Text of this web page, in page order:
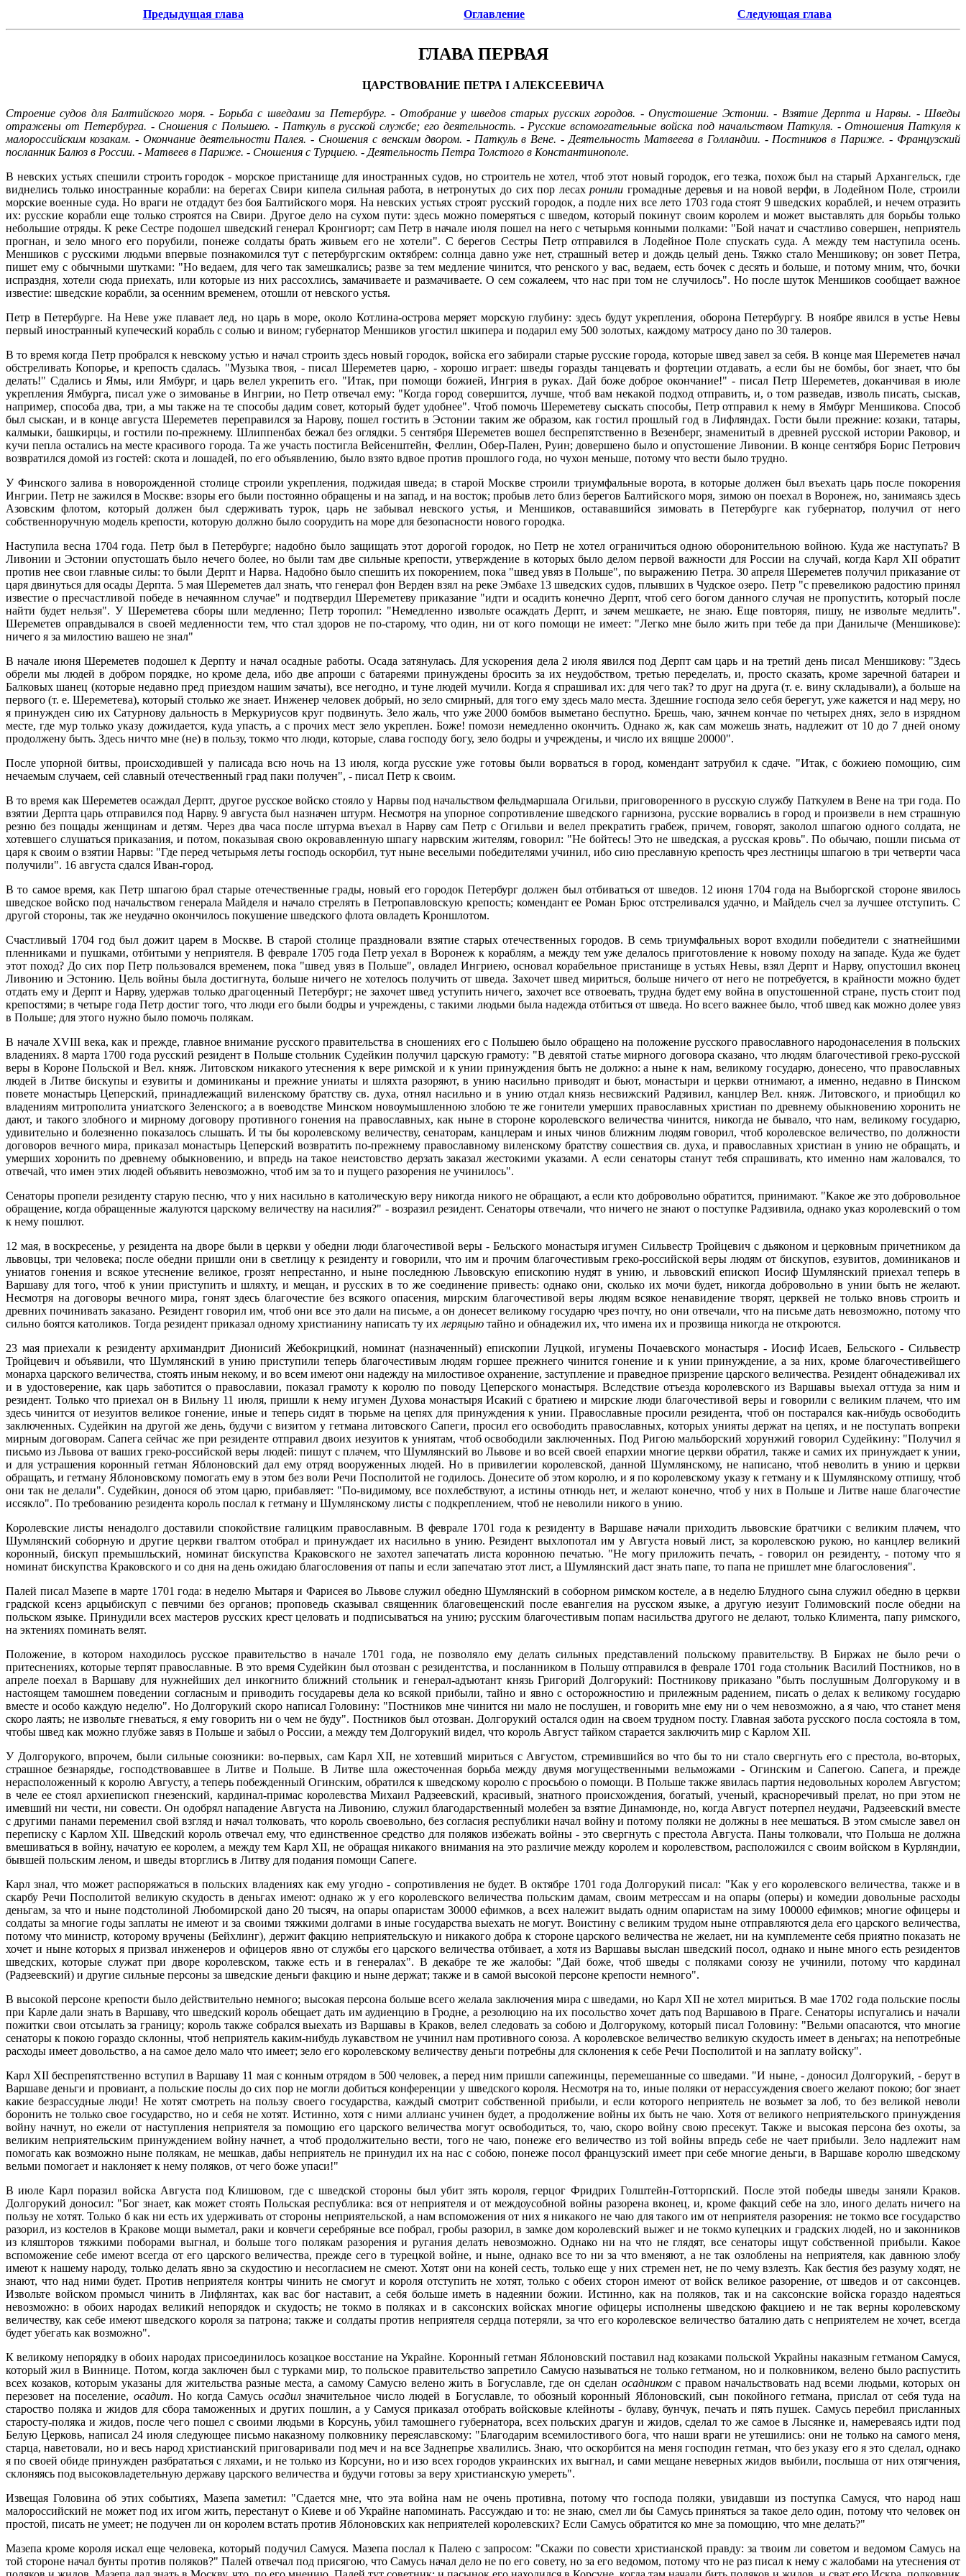
Предыдущая глава Оглавление Следующая глава
ГЛАВА ПЕРВАЯ
ЦАРСТВОВАНИЕ ПЕТРА I АЛЕКСЕЕВИЧА
Строение судов для Балтийского моря. - Борьба с шведами за Петербург. - Отобрание у шведов старых русских городов. - Опустошение Эстонии. - Взятие Дерпта и Нарвы. - Шведы
отражены от Петербурга. - Сношения с Польшею. - Паткуль в русской службе; его деятельность. - Русские вспомогательные войска под начальством Паткуля. - Отношения Паткуля к
малороссийским козакам. - Окончание деятельности Палея. - Сношения с венским двором. - Паткуль в Вене. - Деятельность Матвеева в Голландии. - Постников в Париже. - Французский
посланник Балюз в России. - Матвеев в Париже. - Сношения с Турциею. - Деятельность Петра Толстого в Константинополе.
В невских устьях спешили строить городок - морское пристанище для иностранных судов, но строитель не хотел, чтоб этот новый городок, его тезка, похож был на старый Архангельск, где
виднелись только иностранные корабли: на берегах Свири кипела сильная работа, в нетронутых до сих пор лесахронили громадные деревья и на новой верфи, в Лодейном Поле, строили
морские военные суда. Но враги не отдадут без боя Балтийского моря. На невских устьях строят русский городок, а подле них все лето 1703 года стоят 9 шведских кораблей, и нечем отразить
их: русские корабли еще только строятся на Свири. Другое дело на сухом пути: здесь можно померяться с шведом, который покинут своим королем и может выставлять для борьбы только
небольшие отряды. К реке Сестре подошел шведский генерал Кронгиорт; сам Петр в начале июля пошел на него с четырьмя конными полками: "Бой начат и счастливо совершен, неприятель
прогнан, и зело много его порубили, понеже солдаты брать живьем его не хотели". С берегов Сестры Петр отправился в Лодейное Поле спускать суда. А между тем наступила осень.
Меншиков с русскими людьми впервые познакомился тут с петербургским октябрем: солнца давно уже нет, страшный ветер и дождь целый день. Тяжко стало Меншикову; он зовет Петра,
пишет ему с обычными шутками: "Но ведаем, для чего так замешкались; разве за тем медление чинится, что ренского у вас, ведаем, есть бочек с десять и больше, и потому мним, что, бочки
испраздня, хотели сюда приехать, или которые из них рассохлись, замачиваете и размачиваете. О сем сожалеем, что нас при том не случилось". Но после шуток Меншиков сообщает важное
известие: шведские корабли, за осенним временем, отошли от невского устья.
Петр в Петербурге. На Неве уже плавает лед, но царь в море, около Котлина-острова меряет морскую глубину: здесь будут укрепления, оборона Петербургу. В ноябре явился в устье Невы
первый иностранный купеческий корабль с солью и вином; губернатор Меншиков угостил шкипера и подарил ему 500 золотых, каждому матросу дано по 30 талеров.
В то время когда Петр пробрался к невскому устью и начал строить здесь новый городок, войска его забирали старые русские города, которые швед завел за себя. В конце мая Шереметев начал
обстреливать Копорье, и крепость сдалась. "Музыка твоя, - писал Шереметев царю, - хорошо играет: шведы горазды танцевать и фортеции отдавать, а если бы не бомбы, бог знает, что бы
делать!" Сдались и Ямы, или Ямбург, и царь велел укрепить его. "Итак, при помощи божией, Ингрия в руках. Дай боже доброе окончание!" - писал Петр Шереметев, доканчивая в июле
укрепления Ямбурга, писал уже о зимованье в Ингрии, но Петр отвечал ему: "Когда город совершится, лучше, чтоб вам некакой подход отправить, и, о том разведав, изволь писать, сыскав,
например, способа два, три, а мы также на те способы дадим совет, который будет удобнее". Чтоб помочь Шереметеву сыскать способы, Петр отправил к нему в Ямбург Меншикова. Способ
был сыскан, и в конце августа Шереметев переправился за Нарову, пошел гостить в Эстонии таким же образом, как гостил прошлый год в Лифляндах. Гости были прежние: козаки, татары,
калмыки, башкирцы, и гостили по-прежнему. Шлиппенбах бежал без оглядки. 5 сентября Шереметев вошел беспрепятственно в Везенберг, знаменитый в древней русской истории Раковор, и
кучи пепла остались на месте красивого города. Та же участь постигла Вейсенштейн, Феллин, Обер-Пален, Руин; довершено было и опустошение Ливонии. В конце сентября Борис Петрович
возвратился домой из гостей: скота и лошадей, по его объявлению, было взято вдвое против прошлого года, но чухон меньше, потому что вести было трудно.
У Финского залива в новорожденной столице строили укрепления, поджидая шведа; в старой Москве строили триумфальные ворота, в которые должен был въехать царь после покорения
Ингрии. Петр не зажился в Москве: взоры его были постоянно обращены и на запад, и на восток; пробыв лето близ берегов Балтийского моря, зимою он поехал в Воронеж, но, занимаясь здесь
Азовским флотом, который должен был сдерживать турок, царь не забывал невского устья, и Меншиков, остававшийся зимовать в Петербурге как губернатор, получил от него
собственноручную модель крепости, которую должно было соорудить на море для безопасности нового городка.
Наступила весна 1704 года. Петр был в Петербурге; надобно было защищать этот дорогой городок, но Петр не хотел ограничиться одною оборонительною войною. Куда же наступать? В
Ливонии и Эстонии опустошать было нечего более, но были там две сильные крепости, утверждение в которых было делом первой важности для России на случай, когда Карл XII обратит
против нее свои главные силы: то были Дерпт и Нарва. Надобно было спешить их покорением, пока "швед увяз в Польше", по выражению Петра. 30 апреля Шереметев получил приказание от
царя двинуться для осады Дерпта. 5 мая Шереметев дал знать, что генерал фон Верден взял на реке Эмбахе 13 шведских судов, плывших в Чудское озеро. Петр "с превеликою радостию принял
известие о пресчастливой победе в нечаянном случае" и подтвердил Шереметеву приказание "идти и осадить конечно Дерпт, чтоб сего богом данного случая не пропустить, который после
найти будет нельзя". У Шереметева сборы шли медленно; Петр торопил: "Немедленно извольте осаждать Дерпт, и зачем мешкаете, не знаю. Еще повторяя, пишу, не извольте медлить".
Шереметев оправдывался в своей медленности тем, что стал здоров не по-старому, что один, ни от кого помощи не имеет: "Легко мне было жить при тебе да при Данилыче (Меншикове):
ничего я за милостию вашею не знал"
В начале июня Шереметев подошел к Дерпту и начал осадные работы. Осада затянулась. Для ускорения дела 2 июля явился под Дерпт сам царь и на третий день писал Меншикову: "Здесь
обрели мы людей в добром порядке, но кроме дела, ибо две апроши с батареями принуждены бросить за их неудобством, третью переделать, и, просто сказать, кроме заречной батареи и
Балковых шанец (которые недавно пред приездом нашим зачаты), все негодно, и туне людей мучили. Когда я спрашивал их: для чего так? то друг на друга (т. е. вину складывали), а больше на
первого (т. е. Шереметева), который столько же знает. Инженер человек добрый, но зело смирный, для того ему здесь мало места. Здешние господа зело себя берегут, уже кажется и над меру, но
я принужден сию их Сатурнову дальность в Меркуриусов круг подвинуть. Зело жаль, что уже 2000 бомбов выметано беспутно. Брешь, чаю, зачнем кончае по четырех днях, зело в изрядном
месте, где мур только указу дожидается, куда упасть, а с прочих мест зело укреплен. Боже! помози немедленно окончить. Однако ж, как сам можешь знать, надлежит от 10 до 7 дней оному
продолжену быть. Здесь ничто мне (не) в пользу, токмо что люди, которые, слава господу богу, зело бодры и учреждены, и число их вящше 20000".
После упорной битвы, происходившей у палисада всю ночь на 13 июля, когда русские уже готовы были ворваться в город, комендант затрубил к сдаче. "Итак, с божиею помощию, сим
нечаемым случаем, сей славный отечественный град паки получен", - писал Петр к своим.
В то время как Шереметев осаждал Дерпт, другое русское войско стояло у Нарвы под начальством фельдмаршала Огильви, приговоренного в русскую службу Паткулем в Вене на три года. По
взятии Дерпта царь отправился под Нарву. 9 августа был назначен штурм. Несмотря на упорное сопротивление шведского гарнизона, русские ворвались в город и произвели в нем страшную
резню без пощады женщинам и детям. Через два часа после штурма въехал в Нарву сам Петр с Огильви и велел прекратить грабеж, причем, говорят, заколол шпагою одного солдата, не
хотевшего слушаться приказания, и потом, показывая свою окровавленную шпагу нарвским жителям, говорил: "Не бойтесь! Это не шведская, а русская кровь". По обычаю, пошли письма от
царя к своим о взятии Нарвы: "Где перед четырьмя леты господь оскорбил, тут ныне веселыми победителями учинил, ибо сию преславную крепость чрез лестницы шпагою в три четверти часа
получили". 16 августа сдался Иван-город.
В то самое время, как Петр шпагою брал старые отечественные грады, новый его городок Петербург должен был отбиваться от шведов. 12 июня 1704 года на Выборгской стороне явилось
шведское войско под начальством генерала Майделя и начало стрелять в Петропавловскую крепость; комендант ее Роман Брюс отстреливался удачно, и Майдель счел за лучшее отступить. С
другой стороны, так же неудачно окончилось покушение шведского флота овладеть Кроншлотом.
Счастливый 1704 год был дожит царем в Москве. В старой столице праздновали взятие старых отечественных городов. В семь триумфальных ворот входили победители с знатнейшими
пленниками и пушками, отбитыми у неприятеля. В феврале 1705 года Петр уехал в Воронеж к кораблям, а между тем уже делалось приготовление к новому походу на западе. Куда же будет
этот поход? До сих пор Петр пользовался временем, пока "швед увяз в Польше", овладел Ингриею, основал корабельное пристанище в устьях Невы, взял Дерпт и Нарву, опустошил вконец
Ливонию и Эстонию. Цель войны была достигнута, больше ничего не хотелось получить от шведа. Захочет швед мириться, больше ничего от него не потребуется, в крайности можно будет
отдать ему и Дерпт и Нарву, удержав только драгоценный Петербург; не захочет швед уступить ничего, захочет все отвоевать, трудна будет ему война в опустошенной стране, пусть стоит под
крепостями; в четыре года Петр достиг того, что люди его были бодры и учреждены, с такими людьми была надежда отбиться от шведа. Но всего важнее было, чтоб швед как можно долее увяз
в Польше; для этого нужно было помочь полякам.
В начале XVIII века, как и прежде, главное внимание русского правительства в сношениях его с Польшею было обращено на положение русского православного народонаселения в польских
владениях. 8 марта 1700 года русский резидент в Польше стольник Судейкин получил царскую грамоту: "В девятой статье мирного договора сказано, что людям благочестивой греко-русской
веры в Короне Польской и Вел. княж. Литовском никакого утеснения к вере римской и к унии принуждения быть не должно: а ныне к нам, великому государю, донесено, что православных
людей в Литве бискупы и езувиты и доминиканы и прежние униаты и шляхта разоряют, в унию насильно приводят и бьют, монастыри и церкви отнимают, а именно, недавно в Пинском
повете монастырь Цеперский, принадлежащий виленскому братству св. духа, отнял насильно и в унию отдал князь несвижский Радзивил, канцлер Вел. княж. Литовского, и приобщил ко
владениям митрополита униатского Зеленского; а в воеводстве Минском новоумышленною злобою те же гонители умерших православных христиан по древнему обыкновению хоронить не
дают, и такого злобного и мирному договору противного гонения на православных, как ныне в стороне королевского величества чинится, никогда не бывало, что нам, великому государю,
удивительно и болезненно показалось слышать. И ты бы королевскому величеству, сенаторам, канцлерам и иных чинов ближним людям говорил, чтоб королевское величество, по должности
договоров вечного мира, приказал монастырь Цеперский возвратить по-прежнему православному виленскому братству сошествия св. духа, и православных христиан в унию не обращать, и
умерших хоронить по древнему обыкновению, и впредь на такое неистовство дерзать заказал жестокими указами. А если сенаторы станут тебя спрашивать, кто именно нам жаловался, то
отвечай, что имен этих людей объявить невозможно, чтоб им за то и пущего разорения не учинилось".
Сенаторы пропели резиденту старую песню, что у них насильно в католическую веру никогда никого не обращают, а если кто добровольно обратится, принимают. "Какое же это добровольное
обращение, когда обращенные жалуются царскому величеству на насилия?" - возразил резидент. Сенаторы отвечали, что ничего не знают о поступке Радзивила, однако указ королевский о том
к нему пошлют.
12 мая, в воскресенье, у резидента на дворе были в церкви у обедни люди благочестивой веры - Бельского монастыря игумен Сильвестр Тройцевич с дьяконом и церковным причетником да
львовцы, три человека; после обедни пришли они в светлицу к резиденту и говорили, что им и прочим благочестивым греко-российской веры людям от бискупов, езувитов, доминиканов и
униатов гонения и всякое утеснение великое, грозят непрестанно, и ныне последнюю Львовскую епископию нудят в унию, и львовский епископ Иосиф Шумлянский приехал теперь в
Варшаву для того, чтоб к унии приступить и шляхту, и мещан, и русских в то же соединение привесть: однако они, сколько их мочи будет, никогда добровольно в унии быть не желают.
Несмотря на договоры вечного мира, гонят здесь благочестие без всякого опасения, мирским благочестивой веры людям всякое ненавидение творят, церквей не только вновь строить и
древних починивать заказано. Резидент говорил им, чтоб они все это дали на письме, а он донесет великому государю чрез почту, но они отвечали, что на письме дать невозможно, потому что
сильно боятся католиков. Тогда резидент приказал одному христианину написать ту ихлеряцыю тайно и обнадежил их, что имена их и прозвища никогда не откроются.
23 мая приехали к резиденту архимандрит Дионисий Жебокрицкий, номинат (назначенный) епископии Луцкой, игумены Почаевского монастыря - Иосиф Исаев, Бельского - Сильвестр
Тройцевич и объявили, что Шумлянский в унию приступили теперь благочестивым людям горшее прежнего чинится гонение и к унии принуждение, а за них, кроме благочестивейшего
монарха царского величества, стоять иным некому, и во всем имеют они надежду на милостивое охранение, заступление и праведное призрение царского величества. Резидент обнадеживал их
и в удостоверение, как царь заботится о православии, показал грамоту к королю по поводу Цеперского монастыря. Вследствие отъезда королевского из Варшавы выехал оттуда за ним и
резидент. Только что приехал он в Вильну 11 июля, пришли к нему игумен Духова монастыря Исакий с братиею и мирские люди благочестивой веры и говорили с великим плачем, что им
здесь чинится от иезуитов великое гонение, иные и теперь сидят в тюрьме на цепях для принуждения к унии. Православные просили резидента, чтоб он постарался как-нибудь освободить
заключенных. Судейкин на другой же день, будучи с визитом у гетмана литовского Сапеги, просил его освободить православных, которых унияты держат на цепях, и не поступать вопреки
мирным договорам. Сапега сейчас же при резиденте отправил двоих иезуитов к униятам, чтоб освободили заключенных. Под Ригою мальборский хорунжий говорил Судейкину: "Получил я
письмо из Львова от ваших греко-российской веры людей: пишут с плачем, что Шумлянский во Львове и во всей своей епархии многие церкви обратил, также и самих их принуждает к унии,
и для устрашения коронный гетман Яблоновский дал ему отряд вооруженных людей. Но в привилегии королевской, данной Шумлянскому, не написано, чтоб неволить в унию и церкви
обращать, и гетману Яблоновскому помогать ему в этом без воли Речи Посполитой не годилось. Донесите об этом королю, и я по королевскому указу к гетману и к Шумлянскому отпишу, чтоб
они так не делали". Судейкин, донося об этом царю, прибавляет: "По-видимому, все похлебствуют, а истины отнюдь нет, и желают конечно, чтоб у них в Польше и Литве наше благочестие
иссякло". По требованию резидента король послал к гетману и Шумлянскому листы с подкреплением, чтоб не неволили никого в унию.
Королевские листы ненадолго доставили спокойствие галицким православным. В феврале 1701 года к резиденту в Варшаве начали приходить львовские братчики с великим плачем, что
Шумлянский соборную и другие церкви гвалтом отобрал и принуждает их насильно в унию. Резидент выхлопотал им у Августа новый лист, за королевскою рукою, но канцлер великий
коронный, бискуп премышльский, номинат бискупства Краковского не захотел запечатать листа коронною печатью. "Не могу приложить печать, - говорил он резиденту, - потому что я
номинат бискупства Краковского и со дня на день ожидаю благословения от папы и если запечатаю этот лист, а Шумлянский даст знать папе, то папа не пришлет мне благословения".
Палей писал Мазепе в марте 1701 года: в неделю Мытаря и Фарисея во Львове служил обедню Шумлянский в соборном римском костеле, а в неделю Блудного сына служил обедню в церкви
градской ксенз арцыбискуп с певчими без органов; проповедь сказывал священник благовещенский после евангелия на русском языке, а другую иезуит Голимовский после обедни на
польском языке. Принудили всех мастеров русских крест целовать и подписываться на унию; русским благочестивым попам насильства другого не делают, только Климента, папу римского,
на эктениях поминать велят.
Положение, в котором находилось русское правительство в начале 1701 года, не позволяло ему делать сильных представлений польскому правительству. В Биржах не было речи о
притеснениях, которые терпят православные. В это время Судейкин был отозван с резидентства, и посланником в Польшу отправился в феврале 1701 года стольник Василий Постников, но в
апреле поехал в Варшаву для нужнейших дел инкогнито ближний стольник и генерал-адъютант князь Григорий Долгорукий: Постникову приказано "быть послушным Долгорукому и в
настоящем тамошнем поведении согласным и приводить государевы дела ко всякой прибыли, тайно и явно с осторожностию и прилежным радением, писать о делах к великому государю
вместе и особо каждую неделю". Но Долгорукий скоро написал Головину: "Постников мне чинится ни мало не послушен, и говорить мне ему ни о чем невозможно, а я чаю, что станет меня
скоро лаять; не извольте гневаться, я ему говорить ни о чем не буду". Постников был отозван. Долгорукий остался один на своем трудном посту. Главная забота русского посла состояла в том,
чтобы швед как можно глубже завяз в Польше и забыл о России, а между тем Долгорукий видел, что король Август тайком старается заключить мир с Карлом XII.
У Долгорукого, впрочем, были сильные союзники: во-первых, сам Карл XII, не хотевший мириться с Августом, стремившийся во что бы то ни стало свергнуть его с престола, во-вторых,
страшное безнарядье, господствовавшее в Литве и Польше. В Литве шла ожесточенная борьба между двумя могущественными вельможами - Огинским и Сапегою. Сапега, и прежде
нерасположенный к королю Августу, а теперь побежденный Огинским, обратился к шведскому королю с просьбою о помощи. В Польше также явилась партия недовольных королем Августом;
в челе ее стоял архиепископ гнезенский, кардинал-примас королевства Михаил Радзеевский, красивый, знатного происхождения, богатый, ученый, красноречивый прелат, но при этом не
имевший ни чести, ни совести. Он одобрял нападение Августа на Ливонию, служил благодарственный молебен за взятие Динамюнде, но, когда Август потерпел неудачи, Радзеевский вместе
с другими панами переменил свой взгляд и начал толковать, что король своевольно, без согласия республики начал войну и потому поляки не должны в нее мешаться. В этом смысле завел он
переписку с Карлом XII. Шведский король отвечал ему, что единственное средство для поляков избежать войны - это свергнуть с престола Августа. Паны толковали, что Польша не должна
вмешиваться в войну, начатую ее королем, а между тем Карл XII, не обращая никакого внимания на это различие между королем и королевством, расположился с своим войском в Курляндии,
бывшей польским леном, и шведы вторглись в Литву для подания помощи Сапеге.
Карл знал, что может распоряжаться в польских владениях как ему угодно - сопротивления не будет. В октябре 1701 года Долгорукий писал: "Как у его королевского величества, также и в
скарбу Речи Посполитой великую скудость в деньгах имеют: однако ж у его королевского величества польским дамам, своим метрессам и на опары (оперы) и комедии довольные расходы
деньгам, за что и ныне подстолиной Любомирской дано 20 тысяч, на опары опаристам 30000 ефимков, а всех належит выдать одним опаристам на зиму 100000 ефимков; многие офицеры и
солдаты за многие годы заплаты не имеют и за своими тяжкими долгами в иные государства выехать не могут. Воистину с великим трудом ныне отправляются дела его царского величества,
потому что министр, которому вручены (Бейхлинг), держит факцию неприятельскую и никакого добра к стороне царского величества не желает, ни на кумплементе себя приятно показать не
хочет и ныне которых я призвал инженеров и офицеров явно от службы его царского величества отбивает, а хотя из Варшавы выслан шведский посол, однако и ныне много есть резидентов
шведских, которые служат при дворе королевском, также есть и в генералах". В декабре те же жалобы: "Дай боже, чтоб шведы с поляками союзу не учинили, потому что кардинал
(Радзеевский) и другие сильные персоны за шведские деньги факцию и ныне держат; также и в самой высокой персоне крепости немного".
В высокой персоне крепости было действительно немного; высокая персона больше всего желала заключения мира с шведами, но Карл XII не хотел мириться. В мае 1702 года польские послы
при Карле дали знать в Варшаву, что шведский король обещает дать им аудиенцию в Гродне, а резолюцию на их посольство хочет дать под Варшавою в Праге. Сенаторы испугались и начали
пожитки свои отсылать за границу; король также собрался выехать из Варшавы в Краков, велел следовать за собою и Долгорукому, который писал Головину: "Вельми опасаются, что многие
сенаторы к покою гораздо склонны, чтоб неприятель каким-нибудь лукавством не учинил нам противного союза. А королевское величество великую скудость имеет в деньгах; на непотребные
расходы имеет довольство, а на самое дело мало что имеет; зело его королевскому величеству деньги потребны для склонения к себе Речи Посполитой и на заплату войску".
Карл XII беспрепятственно вступил в Варшаву 11 мая с конным отрядом в 500 человек, а перед ним пришли сапежинцы, перемешанные со шведами. "И ныне, - доносил Долгорукий, - берут в
Варшаве деньги и провиант, а польские послы до сих пор не могли добиться конференции у шведского короля. Несмотря на то, иные поляки от нерассуждения своего желают покою; бог знает
какие безрассудные люди! Не хотят смотреть на пользу своего государства, каждый смотрит собственной прибыли, и если которого неприятель не возьмет за лоб, то без великой неволи
боронить не только свое государство, но и себя не хотят. Истинно, хотя с ними аллианс учинен будет, а продолжение войны их быть не чаю. Хотя от великого неприятельского принуждения
войну начнут, но ежели от наступления неприятеля за помощию его царского величества могут освободиться, то, чаю, скоро войну свою пресекут. Также и высокая персона без охоты, за
великим неприятельским принуждением войну начнет, а чтоб продолжительно вести, того не чаю, понеже его величество из той войны впредь себе не чает прибыли. Зело надлежит нам
помогать как возможно ныне полякам, не мешкав, дабы неприятель не принудил их на нас с собою, понеже посол французский имеет при себе многие деньги, в Варшаве королю шведскому
вельми помогает и наклоняет к нему поляков, от чего боже упаси!"
В июле Карл поразил войска Августа под Клишовом, где с шведской стороны был убит зять короля, герцог Фридрих Голштейн-Готторпский. После этой победы шведы заняли Краков.
Долгорукий доносил: "Бог знает, как может стоять Польская республика: вся от неприятеля и от междоусобной войны разорена вконец, и, кроме факций себе на зло, иного делать ничего на
пользу не хотят. Только б как ни есть их удерживать от стороны неприятельской, а нам вспоможения от них я никакого не чаю для такого им от неприятеля разорения: не токмо все государство
разорил, из костелов в Кракове мощи выметал, раки и ковчеги серебряные все побрал, гробы разорил, в замке дом королевский выжег и не токмо купецких и градских людей, но и законников
из кляшторов тяжкими поборами выгнал, и больше того полякам разорения и ругания делать невозможно. Однако ни на что не глядят, все сенаторы ищут собственной прибыли. Какое
вспоможение себе имеют всегда от его царского величества, прежде сего в турецкой войне, и ныне, однако все то ни за что вменяют, а не так озлоблены на неприятеля, как давнюю злобу
имеют к нашему народу, только делать явно за скудостию и несогласием не смеют. Хотят они на коней сесть, только еще у них стремен нет, не по чему взлезть. Как бестия без разуму ходят, не
знают, что над ними будет. Против неприятеля контры чинить не смогут и короля отступить не хотят, только с обеих сторон имеют от войск великое разорение, от шведов и от саксонцев.
Извольте войском промысл чинить в Лифлянтах, как вас бог наставит, а себя больше иметь в надеянии божии. Истинно, как на поляков, так и на саксонские войска гораздо надеяться
невозможно: в обоих народах великий непорядок и скудость; не токмо в поляках и в саксонских войсках многие офицеры исполнены шведскою факциею и не так верны королевскому
величеству, как себе имеют шведского короля за патрона; также и солдаты против неприятеля сердца потеряли, за что его королевское величество баталию дать с неприятелем не хочет, всегда
будет убегать как возможно".
К великому непорядку в обоих народах присоединилось козацкое восстание на Украйне. Коронный гетман Яблоновский поставил над козаками польской Украйны наказным гетманом Самуся,
который жил в Виннице. Потом, когда заключен был с турками мир, то польское правительство запретило Самусю называться не только гетманом, но и полковником, велено было распустить
всех козаков, которым указаны для жительства разные места, а самому Самусю велено жить в Богуславле, где он сделан осадникомс правом начальствовать над всеми людьми, которых он
перезовет на поселение, осадит. Но когда Самусь осадилзначительное число людей в Богуславле, то обозный коронный Яблоновский, сын покойного гетмана, прислал от себя туда на
староство поляка и жидов для сбора таможенных и других пошлин, а у Самуся приказал отобрать войсковые клейноты - булаву, бунчук, печать и пять пушек. Самусь перебил присланных
старосту-поляка и жидов, после чего пошел с своими людьми в Корсунь, убил тамошнего губернатора, всех польских драгун и жидов, сделал то же самое в Лысянке и, намереваясь идти под
Белую Церковь, написал 24 июля следующее письмо наказному полковнику переяславскому: "Благодарим всемилостивого бога, что наши враги не утешились: они не только на самого меня,
старца, наветовали, но и весь народ христианский приговаривали под меч и на все Заднепрье хвалились. Знаю, что оскорбится на меня господин гетман, что без указу его я это сделал, однако
я по своей обиде принужден разбрататься с ляхами, и не только из Корсуни, но и изо всех городов украинских их выгнал, и сами мещане неверных жидов выбили, послыша от них отягчения,
склоняясь под высоковладетельную державу царского величества и будучи готовы за веру христианскую умереть".
Извещая Головина об этих событиях, Мазепа заметил: "Сдается мне, что эта война нам не очень противна, потому что господа поляки, увидавши из поступка Самуся, что народ наш
малороссийский не может под их игом жить, перестанут о Киеве и об Украйне напоминать. Рассуждаю и то: не знаю, смел ли бы Самусь приняться за такое дело один, потому что человек он
простой, писать не умеет; не подучен ли он королем встать против Яблоновских как неприятелей королевских? Если Самусь обратится ко мне за помощию, что мне делать?"
Мазепа кроме короля искал еще человека, который подучил Самуся. Мазепа послал к Палею с запросом: "Скажи по совести христианской правду: за твоим ли советом и ведомом Самусь на
той стороне начал бунты против поляков?" Палей отвечал под присягою, что Самусь начал дело не по его совету, но за его ведомом, потому что не раз писал к нему с жалобами на утеснения от